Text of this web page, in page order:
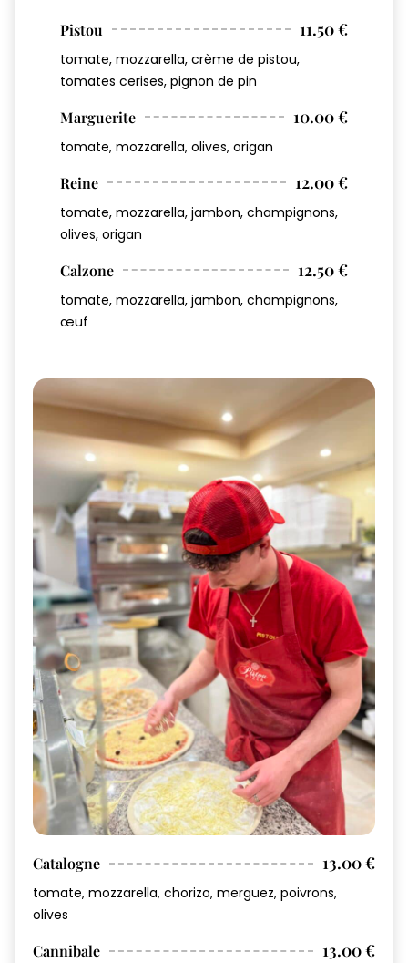
Pistou 11.50 €
tomate, mozzarella, crème de pistou,
tomates cerises, pignon de pin
Marguerite 10.00 €
tomate, mozzarella, olives, origan
Reine 12.00 €
tomate, mozzarella, jambon, champignons,
olives, origan
Calzone 12.50 €
tomate, mozzarella, jambon, champignons,
œuf
Catalogne 13.00 €
tomate, mozzarella, chorizo, merguez, poivrons,
olives
Cannibale 13.00 €